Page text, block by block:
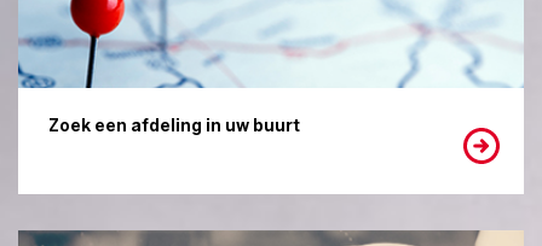
Zoek een afdeling in uw buurt